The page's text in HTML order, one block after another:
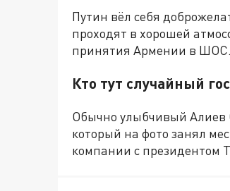
Путин вёл себя
проходят в хорошей
принятия Армении в ШОС.
Кто тут случайный
Обычно улыбчивый Алиев
который на фото занял
компании с президентом